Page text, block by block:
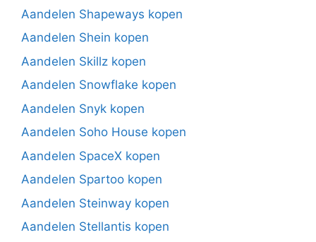
Aandelen Shapeways kopen
Aandelen Shein kopen
Aandelen Skillz kopen
Aandelen Snowflake kopen
Aandelen Snyk kopen
Aandelen Soho House kopen
Aandelen SpaceX kopen
Aandelen Spartoo kopen
Aandelen Steinway kopen
Aandelen Stellantis kopen